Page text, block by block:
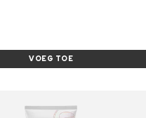
VOEG TOE